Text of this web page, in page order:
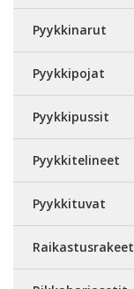
Pyykkinarut
Pyykkipojat
Pyykkipussit
Pyykkitelineet
Pyykkituvat
Raikastusrakeet